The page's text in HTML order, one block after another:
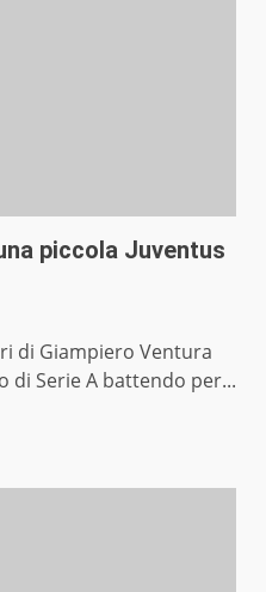
piccola Juventus
di Giampiero Ventura
di Serie A battendo per...